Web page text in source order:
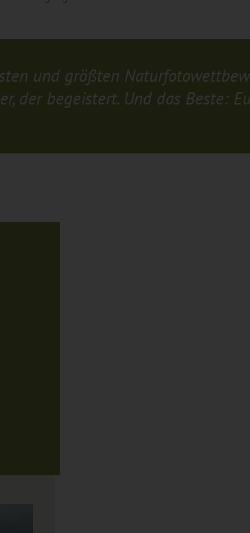
und größten
der begeistert. Und das Beste: